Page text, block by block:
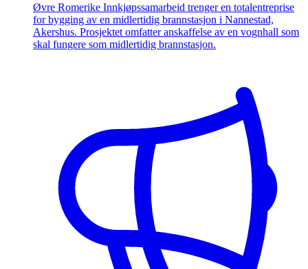
Øvre Romerike Innkjøpssamarbeid trenger en totalentreprise
for bygging av en midlertidig brannstasjon i Nannestad,
Akershus. Prosjektet omfatter anskaffelse av en vognhall som
skal fungere som midlertidig brannstasjon.